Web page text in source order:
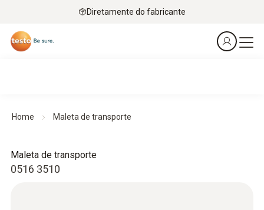
Diretamente do fabricante
Home Maleta de transporte
0516 3510
Maleta de transporte